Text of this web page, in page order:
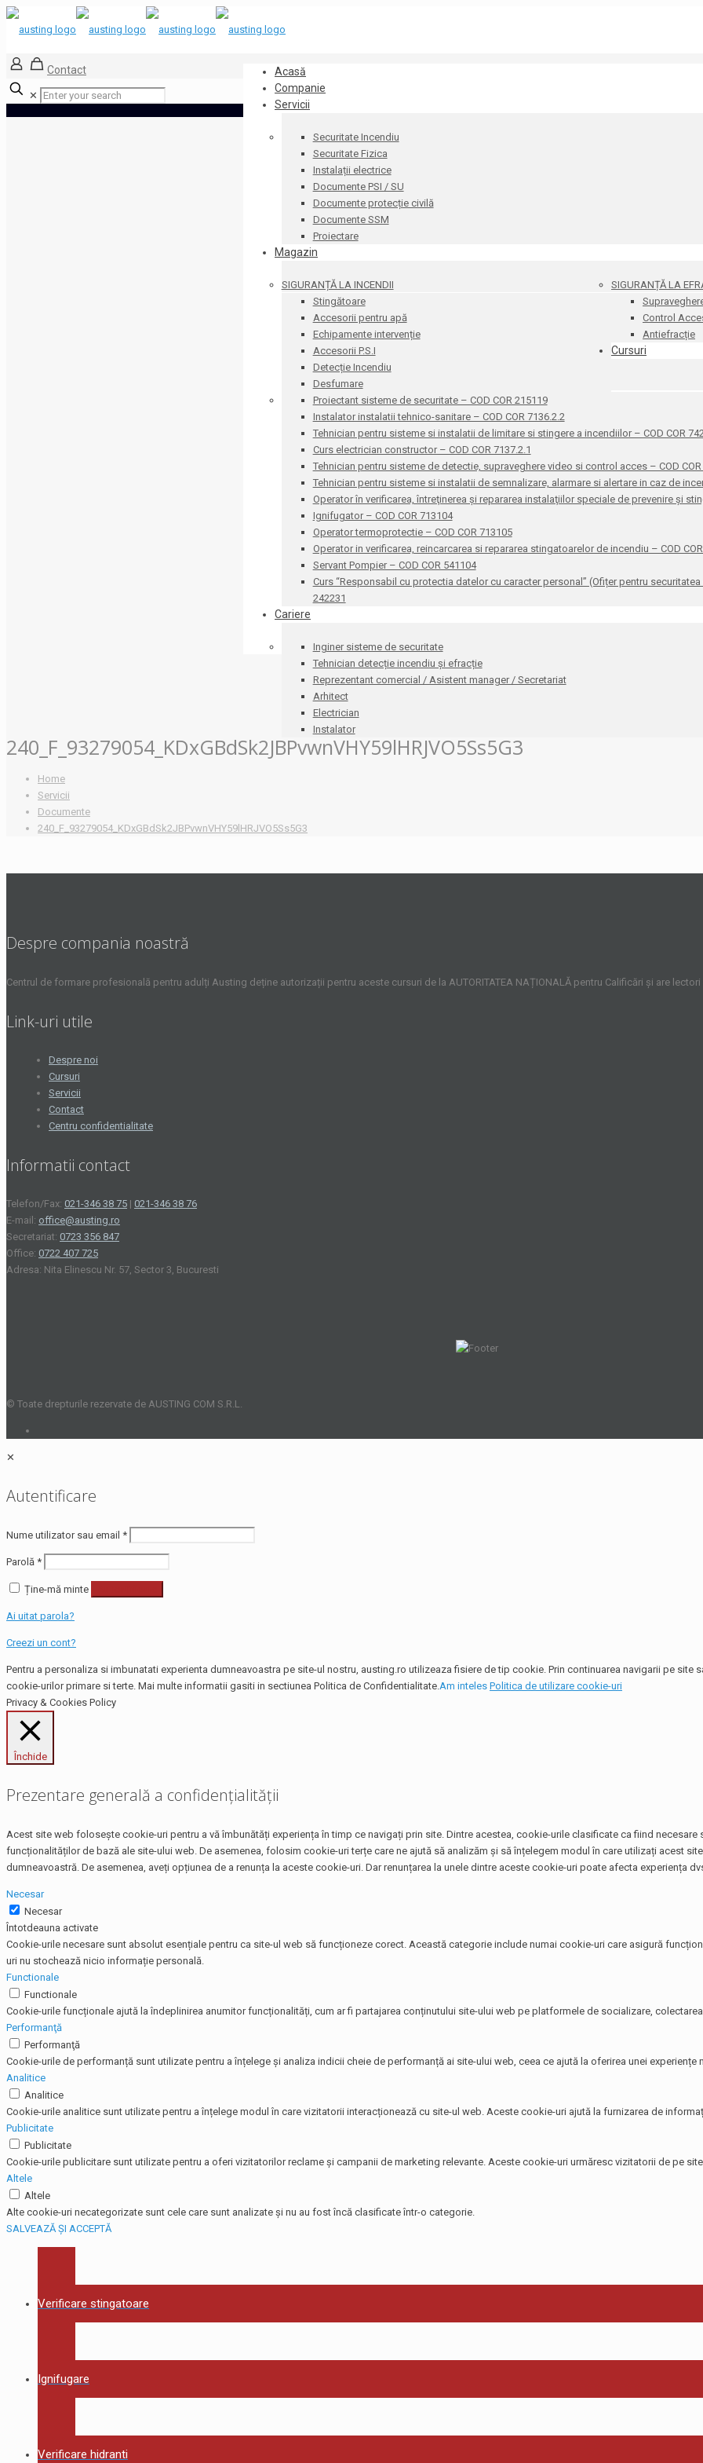
Acasă
Companie
Servicii
Securitate Incendiu
Securitate Fizica
Instalații electrice
Documente PSI / SU
Documente protecție civilă
Documente SSM
Proiectare
Magazin
SIGURANȚĂ LA INCENDII
Stingătoare
Accesorii pentru apă
Echipamente intervenție
Accesorii P.S.I
Detecție Incendiu
Desfumare
SIGURANȚĂ LA
Control
Antiefracție
Cursuri
Proiectant sisteme de securitate – COD COR 215119
Instalator instalatii tehnico-sanitare – COD COR 7136.2.2
Tehnician pentru sisteme si instalatii de limitare si stingere a incendiilor – COD COR
Curs electrician constructor – COD COR 7137.2.1
Tehnician pentru sisteme de detectie, supraveghere video si control acces – COD COR
Tehnician pentru sisteme si instalatii de semnalizare, alarmare si alertare in caz de
Operator în verificarea, întreţinerea şi repararea instalaţiilor speciale de prevenire şi
Ignifugator – COD COR 713104
Operator termoprotectie – COD COR 713105
Operator in verificarea, reincarcarea si repararea stingatoarelor de incendiu – COD
Servant Pompier – COD COR 541104
Curs “Responsabil cu protectia datelor cu caracter personal” (Ofițer pentru
242231
Cariere
Inginer sisteme de securitate
Tehnician detecție incendiu și efracție
Reprezentant comercial / Asistent manager / Secretariat
Arhitect
Electrician
Instalator
Contact
✕
240_F_93279054_KDxGBdSk2JBPvwnVHY59lHRJVO5Ss5G3
Home
Servicii
Documente
240_F_93279054_KDxGBdSk2JBPvwnVHY59lHRJVO5Ss5G3
Despre compania noastră
Centrul de formare profesională pentru adulți Austing deține autorizații pentru aceste cursuri de la AUTORITATEA NAȚIONALĂ pentru Calificări și are
Link-uri utile
Despre noi
Cursuri
Servicii
Contact
Centru confidentialitate
Informatii contact
Telefon/Fax: 021-346 38 75 | 021-346 38 76
E-mail: office@austing.ro
Secretariat: 0723 356 847
Office: 0722 407 725
Adresa: Nita Elinescu Nr. 57, Sector 3, Bucuresti
© Toate drepturile rezervate de AUSTING COM S.R.L.
✕
Autentificare
Nume utilizator sau email *
Parolă *
Ține-mă minte
Ai uitat parola?
Creezi un cont?
Pentru a personaliza si imbunatati experienta dumneavoastra pe site-ul nostru, austing.ro utilizeaza fisiere de tip cookie. Prin continuarea navigarii pe
cookie-urilor primare si terte. Mai multe informatii gasiti in sectiunea Politica de Confidentialitate. Am inteles Politica de utilizare cookie-uri
Privacy & Cookies Policy
Închide
Prezentare generală a confidențialității
Acest site web folosește cookie-uri pentru a vă îmbunătăți experiența în timp ce navigați prin site. Dintre acestea, cookie-urile clasificate ca fiind
funcționalităților de bază ale site-ului web. De asemenea, folosim cookie-uri terțe care ne ajută să analizăm și să înțelegem modul în care utilizați acest
dumneavoastră. De asemenea, aveți opțiunea de a renunța la aceste cookie-uri. Dar renunțarea la unele dintre aceste cookie-uri poate afecta experiența
Necesar
Necesar
Întotdeauna activate
Cookie-urile necesare sunt absolut esențiale pentru ca site-ul web să funcționeze corect. Această categorie include numai cookie-uri care asigură
uri nu stochează nicio informație personală.
Functionale
Functionale
Cookie-urile funcționale ajută la îndeplinirea anumitor funcționalități, cum ar fi partajarea conținutului site-ului web pe platformele de socializare,
Performanţă
Performanţă
Cookie-urile de performanță sunt utilizate pentru a înțelege și analiza indicii cheie de performanță ai site-ului web, ceea ce ajută la oferirea unei experiențe
Analitice
Analitice
Cookie-urile analitice sunt utilizate pentru a înțelege modul în care vizitatorii interacționează cu site-ul web. Aceste cookie-uri ajută la furnizarea de
Publicitate
Publicitate
Cookie-urile publicitare sunt utilizate pentru a oferi vizitatorilor reclame și campanii de marketing relevante. Aceste cookie-uri urmăresc vizitatorii de pe
Altele
Altele
Alte cookie-uri necategorizate sunt cele care sunt analizate și nu au fost încă clasificate într-o categorie.
SALVEAZĂ ȘI ACCEPTĂ
Verificare stingatoare
Ignifugare
Verificare hidranti